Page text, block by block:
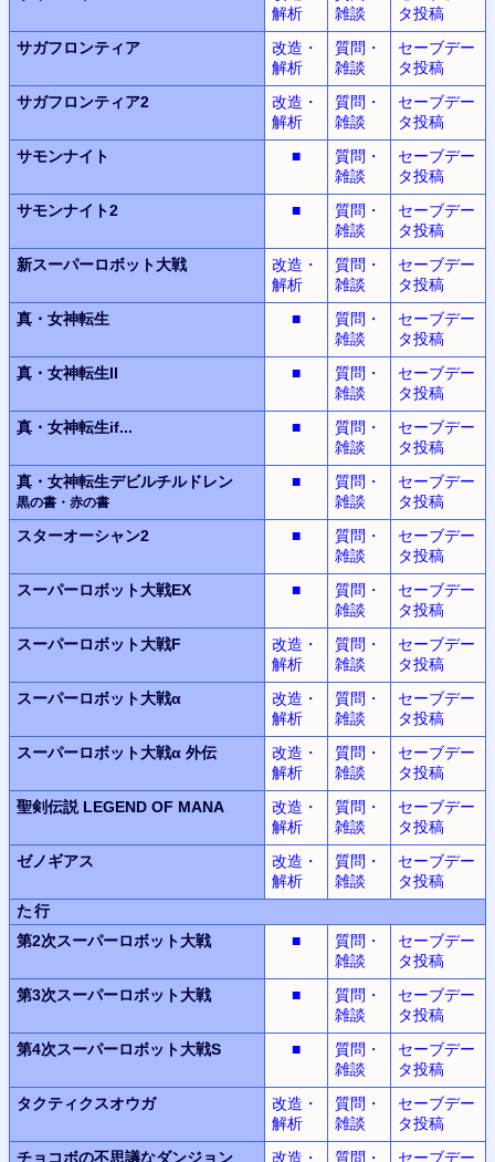
解析
雑談
タ投稿
サガフロンティア
改造・
解析
質問・
雑談
セーブデー
タ投稿
サガフロンティア2
改造・
解析
質問・
雑談
セーブデー
タ投稿
サモンナイト
■
質問・
雑談
セーブデー
タ投稿
サモンナイト2
■
質問・
雑談
セーブデー
タ投稿
新スーパーロボット大戦
改造・
解析
質問・
雑談
セーブデー
タ投稿
真・女神転生
■
質問・
雑談
セーブデー
タ投稿
真・女神転生II
■
質問・
雑談
セーブデー
タ投稿
真・女神転生if... ■
質問・
雑談
セーブデー
タ投稿
真・女神転生デビルチルドレン
黒の書・赤の書
■
質問・
雑談
セーブデー
タ投稿
スターオーシャン2
■
質問・
雑談
セーブデー
タ投稿
スーパーロボット大戦EX
■
質問・
雑談
セーブデー
タ投稿
スーパーロボット大戦F
改造・
解析
質問・
雑談
セーブデー
タ投稿
スーパーロボット大戦α
改造・
解析
質問・
雑談
セーブデー
タ投稿
スーパーロボット大戦α 外伝
改造・
解析
質問・
雑談
セーブデー
タ投稿
聖剣伝説 LEGEND OF MANA
改造・
解析
質問・
雑談
セーブデー
タ投稿
ゼノギアス
改造・
解析
質問・
雑談
セーブデー
タ投稿
た行
第2次スーパーロボット大戦 ■
質問・
雑談
セーブデー
タ投稿
第3次スーパーロボット大戦 ■
質問・
雑談
セーブデー
タ投稿
第4次スーパーロボット大戦S
■
質問・
雑談
セーブデー
タ投稿
タクティクスオウガ
改造・
解析
質問・
雑談
セーブデー
タ投稿
チョコボの不思議なダンジョン
改造・
質問・
セーブデー